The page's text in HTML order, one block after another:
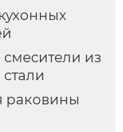
из
раковины